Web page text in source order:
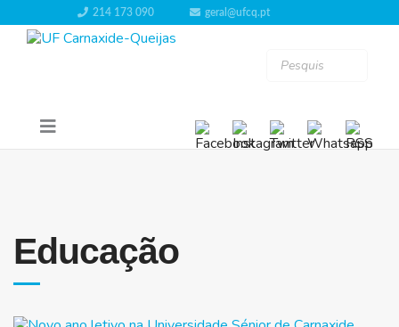
214 173 090 geral@ufcq.pt
Educação